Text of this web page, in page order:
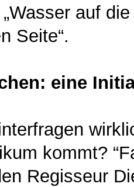
auf
Seite“.
eine
kommt?
Regisseur